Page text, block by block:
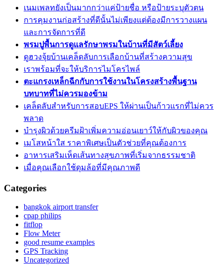
เนมเพลทยังเป็นมากกว่าแค่ป้ายชื่อ หรือป้ายระบุตัวตน
การคุมงานก่อสร้างที่ดีนั้นไม่เพียงแต่ต้องมีการวางแผน
และการจัดการที่ดี
พรมปูพื้นการดูแลรักษาพรมในบ้านที่มีสัตว์เลี้ยง
ดูฮวงจุ้ยบ้านเคล็ดลับการเลือกบ้านที่สร้างความสุข
เราพร้อมที่จะให้บริการไมโครไพล์
ตะแกรงเหล็กฉีกกับการใช้งานในโครงสร้างพื้นฐาน
บทบาทที่ไม่ควรมองข้าม
เคล็ดลับสำหรับการสอบEPS ให้ผ่านเป็นก้าวแรกที่ไม่ควร
พลาด
บำรุงผิวด้วยครีมฝ้าเพิ่มความอ่อนเยาว์ให้กับผิวของคุณ
เมโสหน้าใส ราคาพิเศษเป็นตัวช่วยที่คุณต้องการ
อาหารเสริมเห็ดเส้นทางสุขภาพที่เริ่มจากธรรมชาติ
เมื่อคุณเลือกใช้ดุมล้อที่มีคุณภาพดี
Categories
bangkok airport transfer
cpap philips
fitflop
Flow Meter
good resume examples
GPS Tracking
Uncategorized